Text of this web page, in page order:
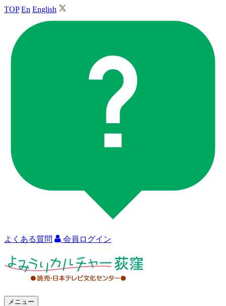
TOP En English
よくある質問 会員ログイン
メニュー